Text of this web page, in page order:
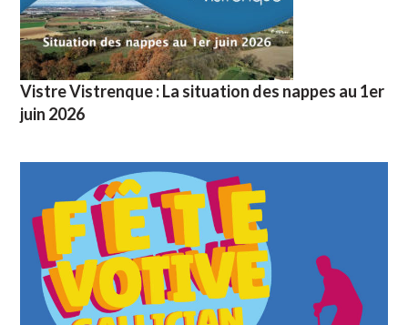
Vistre Vistrenque : La situation des nappes au 1er
juin 2026